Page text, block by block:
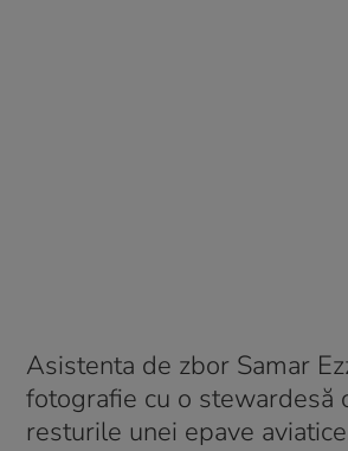
Asistenta de zbor Samar
fotografie cu o stewardesă
resturile unei epave